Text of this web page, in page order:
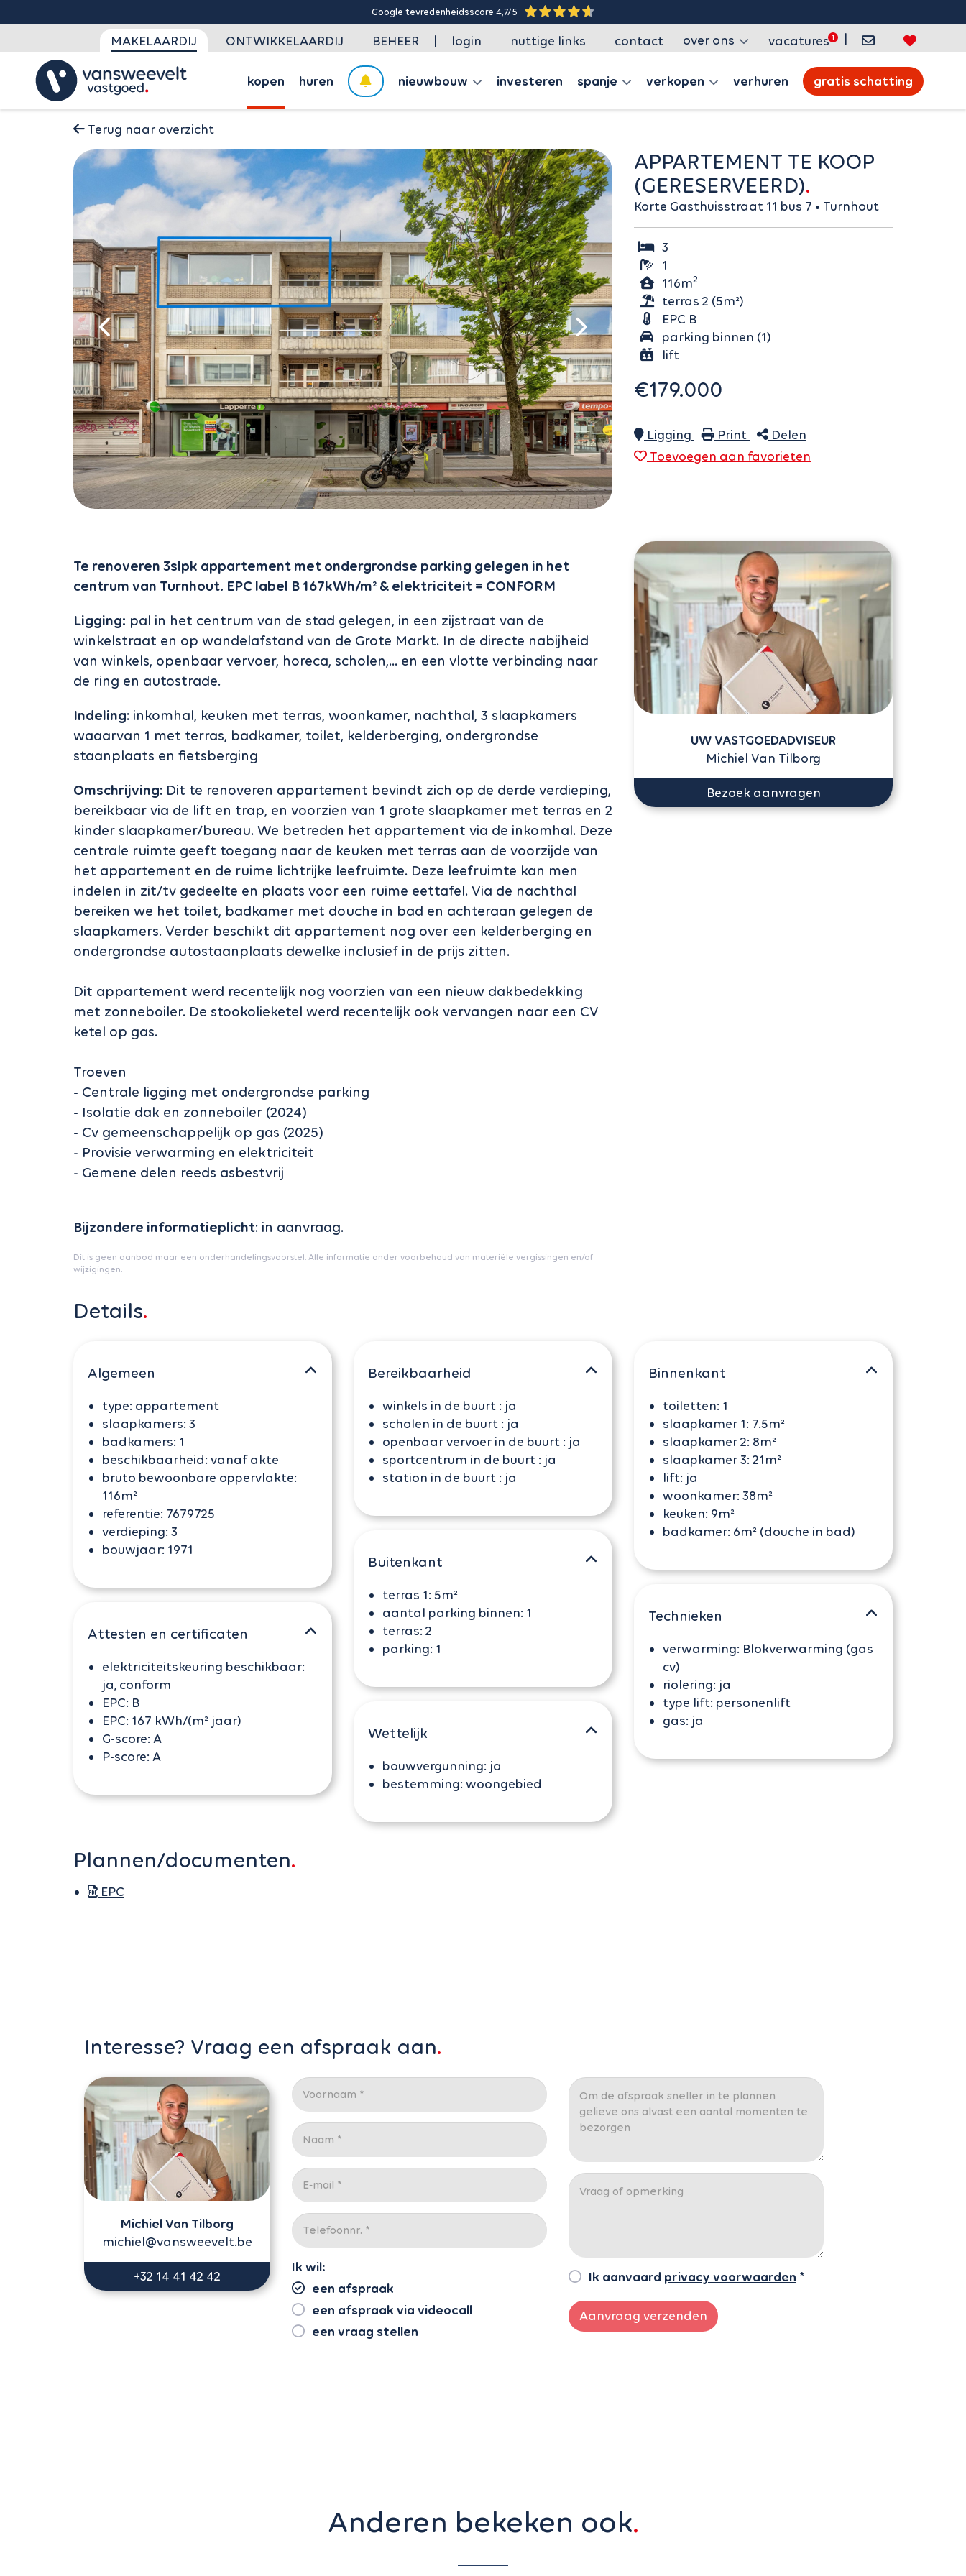
Google tevredenheidsscore 4,7/5
MAKELAARDIJ ONTWIKKELAARDIJ BEHEER | login nuttige links contact over ons vacatures |
kopen huren nieuwbouw investeren spanje verkopen verhuren gratis schatting
Terug naar overzicht
APPARTEMENT TE KOOP
(GERESERVEERD)
Korte Gasthuisstraat 11 bus 7 • Turnhout
3
1
116m2
terras 2 (5m²)
EPC B
parking binnen (1)
lift
€179.000
Ligging Print
Delen
Toevoegen aan favorieten
Te renoveren 3slpk appartement met ondergrondse parking gelegen in het
centrum van Turnhout. EPC label B 167kWh/m² & elektriciteit = CONFORM
Ligging: pal in het centrum van de stad gelegen, in een zijstraat van de
winkelstraat en op wandelafstand van de Grote Markt. In de directe nabijheid
van winkels, openbaar vervoer, horeca, scholen,... en een vlotte verbinding naar
de ring en autostrade.
Indeling: inkomhal, keuken met terras, woonkamer, nachthal, 3 slaapkamers
waaarvan 1 met terras, badkamer, toilet, kelderberging, ondergrondse
staanplaats en fietsberging
Omschrijving: Dit te renoveren appartement bevindt zich op de derde verdieping,
bereikbaar via de lift en trap, en voorzien van 1 grote slaapkamer met terras en 2
kinder slaapkamer/bureau. We betreden het appartement via de inkomhal. Deze
centrale ruimte geeft toegang naar de keuken met terras aan de voorzijde van
het appartement en de ruime lichtrijke leefruimte. Deze leefruimte kan men
indelen in zit/tv gedeelte en plaats voor een ruime eettafel. Via de nachthal
bereiken we het toilet, badkamer met douche in bad en achteraan gelegen de
slaapkamers. Verder beschikt dit appartement nog over een kelderberging en
ondergrondse autostaanplaats dewelke inclusief in de prijs zitten.
Dit appartement werd recentelijk nog voorzien van een nieuw dakbedekking
met zonneboiler. De stookolieketel werd recentelijk ook vervangen naar een CV
ketel op gas.
Troeven
- Centrale ligging met ondergrondse parking
- Isolatie dak en zonneboiler (2024)
- Cv gemeenschappelijk op gas (2025)
- Provisie verwarming en elektriciteit
- Gemene delen reeds asbestvrij
Bijzondere informatieplicht: in aanvraag.
Dit is geen aanbod maar een onderhandelingsvoorstel. Alle informatie onder voorbehoud van materiële vergissingen en/of
wijzigingen.
UW VASTGOEDADVISEUR
Michiel Van Tilborg
Bezoek aanvragen
Details
Algemeen
type: appartement
slaapkamers: 3
badkamers: 1
beschikbaarheid: vanaf akte
bruto bewoonbare oppervlakte:
116m²
referentie: 7679725
verdieping: 3
bouwjaar: 1971
Bereikbaarheid
winkels in de buurt : ja
scholen in de buurt : ja
openbaar vervoer in de buurt : ja
sportcentrum in de buurt : ja
station in de buurt : ja
Binnenkant
toiletten: 1
slaapkamer 1: 7.5m²
slaapkamer 2: 8m²
slaapkamer 3: 21m²
lift: ja
woonkamer: 38m²
keuken: 9m²
badkamer: 6m² (douche in bad)
Buitenkant
terras 1: 5m²
aantal parking binnen: 1
terras: 2
parking: 1
Technieken
verwarming: Blokverwarming (gas
cv)
riolering: ja
type lift: personenlift
gas: ja
Attesten en certificaten
elektriciteitskeuring beschikbaar:
ja, conform
EPC: B
EPC: 167 kWh/(m² jaar)
G-score: A
P-score: A
Wettelijk
bouwvergunning: ja
bestemming: woongebied
Plannen/documenten
EPC
Interesse? Vraag een afspraak aan
Michiel Van Tilborg
michiel@vansweevelt.be
+32 14 41 42 42
Ik wil:
een afspraak
een afspraak via videocall
een vraag stellen
Ik aanvaard privacy voorwaarden *
Aanvraag verzenden
Anderen bekeken ook